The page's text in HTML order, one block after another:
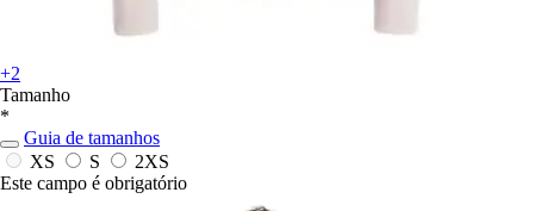
+2
Tamanho
*
Guia de tamanhos
XS
S
2XS
Este campo é obrigatório